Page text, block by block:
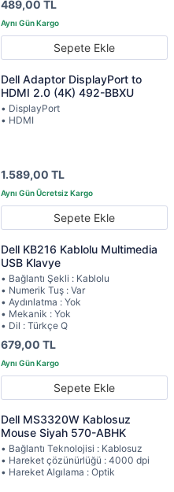
489,00 TL
Sepete Ekle
Dell Adaptor DisplayPort to
HDMI 2.0 (4K) 492-BBXU
• DisplayPort
• HDMI
1.589,00 TL
Sepete Ekle
Dell KB216 Kablolu Multimedia
USB Klavye
• Bağlantı Şekli : Kablolu
• Numerik Tuş : Var
• Aydınlatma : Yok
• Mekanik : Yok
• Dil : Türkçe Q
679,00 TL
Sepete Ekle
Dell MS3320W Kablosuz
Mouse Siyah 570-ABHK
• Bağlantı Teknolojisi : Kablosuz
• Hareket çözünürlüğü : 4000 dpi
• Hareket Algılama : Optik